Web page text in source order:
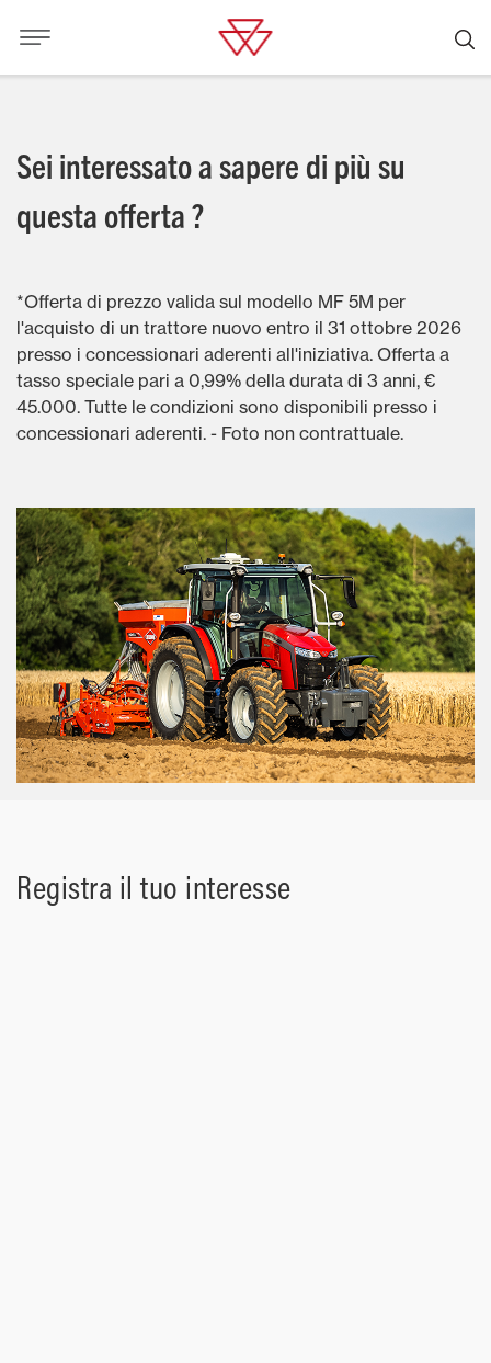
Sei interessato a sapere di più su
questa offerta ?
*Offerta di prezzo valida sul modello MF 5M per
l'acquisto di un trattore nuovo entro il 31 ottobre 2026
presso i concessionari aderenti all'iniziativa. Offerta a
tasso speciale pari a 0,99% della durata di 3 anni, €
45.000. Tutte le condizioni sono disponibili presso i
concessionari aderenti. - Foto non contrattuale.
Registra il tuo interesse